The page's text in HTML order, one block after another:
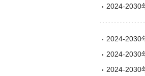
2024-2030
2024-2030
2024-2030
2024-2030